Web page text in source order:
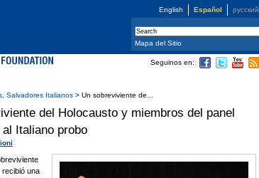
English Español русский
Salvadores Italianos > Un sobreviviente de...
del Holocausto y miembros del panel
Italiano probo
recibió una
Seguinos en:
Mapa del Sitio